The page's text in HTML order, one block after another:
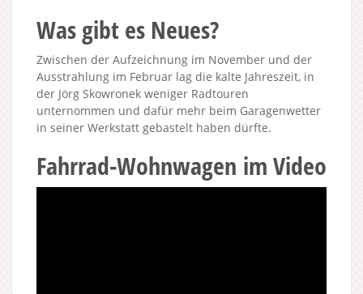
Was gibt es Neues?
Zwischen der Aufzeichnung im November und der
Ausstrahlung im Februar lag die kalte Jahreszeit, in
der Jörg Skowronek weniger Radtouren
unternommen und dafür mehr beim Garagenwetter
in seiner Werkstatt gebastelt haben dürfte.
Fahrrad-Wohnwagen im Video